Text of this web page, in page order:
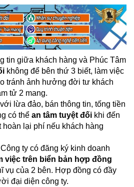
tin giữa khách hàng và Phúc Tâm
không để bên thứ 3 biết, làm việc
tránh ảnh hưởng đời tư khách
tử 2 mang.
lừa đảo, bán thông tin, tống tiền
có thể an tâm tuyệt đối khi đến
lại phí nếu khách hàng
Công ty có đăng ký kinh doanh
việc trên biển bản hợp đồng
vụ của 2 bên. Hợp đồng có đầy
đại diện công ty.